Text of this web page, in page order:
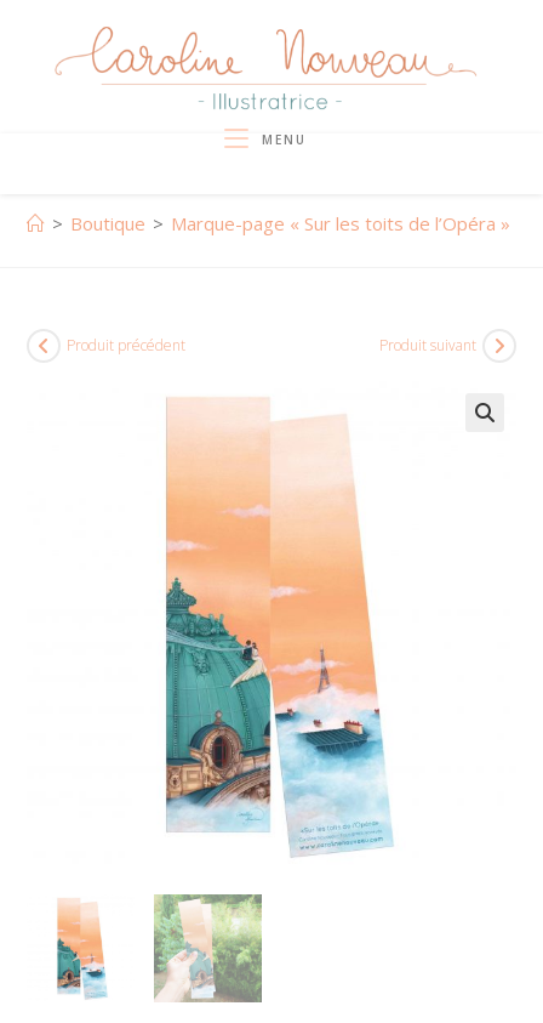
content
MENU
> Boutique > Marque-page « Sur les toits de l’Opéra »
Produit précédent Produit suivant